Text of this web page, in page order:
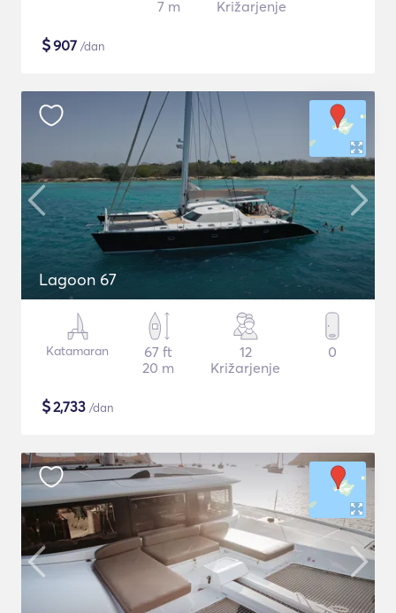
7 m
Križarjenje
$907 /dan
Lagoon 67
Katamaran
67 ft
20 m
12
Križarjenje
0
$2,733 /dan